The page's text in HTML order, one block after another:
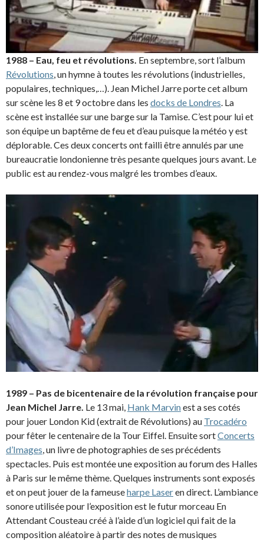
1988 – Eau, feu et révolutions. En septembre, sort l’album
Révolutions, un hymne à toutes les révolutions (industrielles,
populaires, techniques,…). Jean Michel Jarre porte cet album
sur scène les 8 et 9 octobre dans les docks de Londres. La
scène est installée sur une barge sur la Tamise. C’est pour lui et
son équipe un baptême de feu et d’eau puisque la météo y est
déplorable. Ces deux concerts ont failli être annulés par une
bureaucratie londonienne très pesante quelques jours avant. Le
public est au rendez-vous malgré les trombes d’eaux.
1989 – Pas de bicentenaire de la révolution française pour
Jean Michel Jarre. Le 13 mai, Hank Marvinest a ses cotés
pour jouer London Kid (extrait de Révolutions) au Trocadéro
pour fêter le centenaire de la Tour Eiffel. Ensuite sortConcerts
d’Images, un livre de photographies de ses précédents
spectacles. Puis est montée une exposition au forum des Halles
à Paris sur le même thème. Quelques instruments sont exposés
et on peut jouer de la fameuseharpe Laseren direct. L’ambiance
sonore utilisée pour l’exposition est le futur morceau En
Attendant Cousteau créé à l’aide d’un logiciel qui fait de la
composition aléatoire à partir des notes de musiques